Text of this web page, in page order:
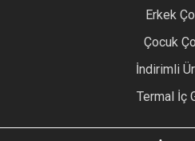
Erkek
Çocuk
İndirimli
Termal İç